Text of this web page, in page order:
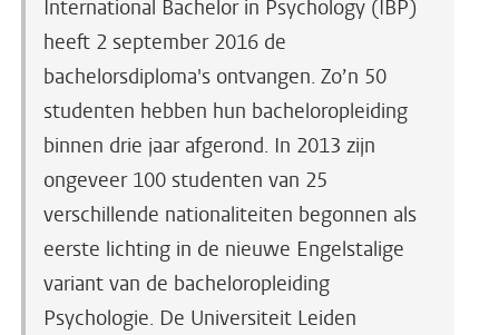
International Bachelor in Psychology (IBP)
heeft 2 september 2016 de
bachelorsdiploma's ontvangen. Zo’n 50
studenten hebben hun bacheloropleiding
binnen drie jaar afgerond. In 2013 zijn
ongeveer 100 studenten van 25
verschillende nationaliteiten begonnen als
eerste lichting in de nieuwe Engelstalige
variant van de bacheloropleiding
Psychologie. De Universiteit Leiden